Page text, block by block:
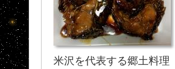
米沢を代表する郷土料理